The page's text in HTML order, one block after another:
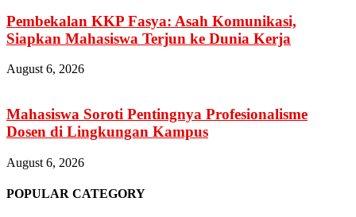
Pembekalan KKP Fasya: Asah Komunikasi,
Siapkan Mahasiswa Terjun ke Dunia Kerja
August 6, 2026
Mahasiswa Soroti Pentingnya Profesionalisme
Dosen di Lingkungan Kampus
August 6, 2026
POPULAR CATEGORY